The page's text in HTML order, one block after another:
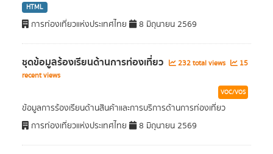
HTML
การท่องเที่ยวแห่งประเทศไทย 8 มิถุนายน 2569
ชุดข้อมูลร้องเรียนด้านการท่องเที่ยว 232 total views
15
recent views
VOC/VOS
ข้อมูลการร้องเรียนด้านสินค้าและการบริการด้านการท่องเที่ยว
การท่องเที่ยวแห่งประเทศไทย
8 มิถุนายน 2569